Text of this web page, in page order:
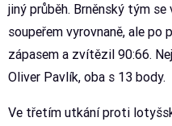
jiný průběh. Brněnský tým
soupeřem vyrovnaně, ale
zápasem a zvítězil 90:66.
Oliver Pavlík, oba s 13 body.
Ve třetím utkání proti